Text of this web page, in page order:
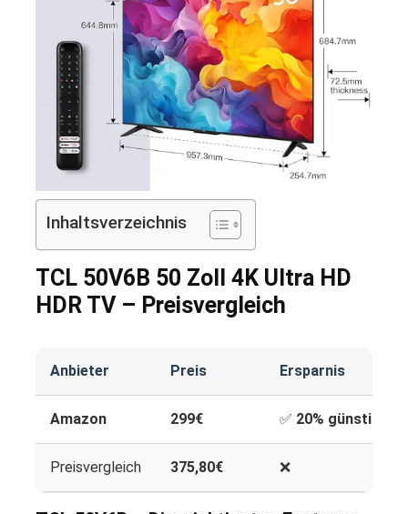
Inhaltsverzeichnis
TCL 50V6B 50 Zoll 4K Ultra HD
HDR TV – Preisvergleich
Anbieter Preis Ersparnis
Amazon 299€ ✅ 20% günstiger
Preisvergleich 375,80€ ❌